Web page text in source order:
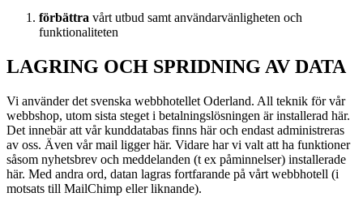
förbättra vårt utbud samt användarvänligheten och
funktionaliteten
LAGRING OCH SPRIDNING AV DATA
Vi använder det svenska webbhotellet Oderland. All teknik för vår
webbshop, utom sista steget i betalningslösningen är installerad här.
Det innebär att vår kunddatabas finns här och endast administreras
av oss. Även vår mail ligger här. Vidare har vi valt att ha funktioner
såsom nyhetsbrev och meddelanden (t ex påminnelser) installerade
här. Med andra ord, datan lagras fortfarande på vårt webbhotell (i
motsats till MailChimp eller liknande).